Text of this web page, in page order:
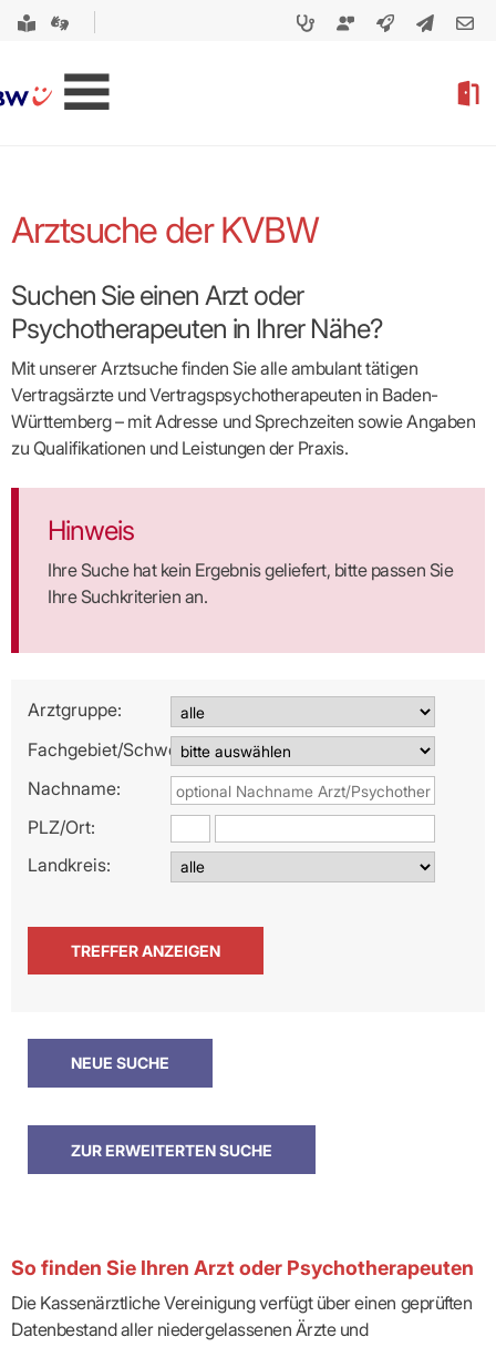
Arztsuche der KVBW
Suchen Sie einen Arzt oder
Psychotherapeuten in Ihrer Nähe?
Mit unserer Arztsuche finden Sie alle ambulant tätigen
Vertragsärzte und Vertragspsycho­therapeuten in Baden-
Württemberg – mit Adresse und Sprechzeiten sowie Angaben
zu Qualifikationen und Leistungen der Praxis.
Hinweis
Ihre Suche hat kein Ergebnis geliefert, bitte passen Sie
Ihre Suchkriterien an.
Arztgruppe:
Fachgebiet/Schwerpunkt:
Nachname:
PLZ/Ort:
Landkreis:
So finden Sie Ihren Arzt oder Psychotherapeuten
Die Kassenärztliche Vereinigung verfügt über einen geprüften
Datenbestand aller niedergelassenen Ärzte und